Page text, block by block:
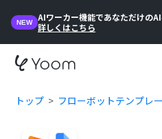
NEW
AIワーカー機能であなただけの
詳しくはこちら
トップ フローボットテンプレ